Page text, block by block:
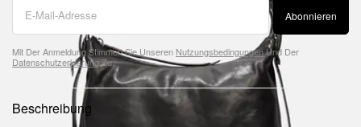
Abonnieren
Mit Der Anmeldung Stimmen Sie Unseren NutzungsbedingungenUnd Der
DatenschutzerklärungZu.
Beschreibung